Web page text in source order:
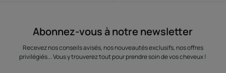
Abonnez-vous à notre newsletter
Recevez nos conseils avisés, nos nouveautés exclusifs, nos offres
privilégiés... Vous y trouverez tout pour prendre soin de vos cheveux !